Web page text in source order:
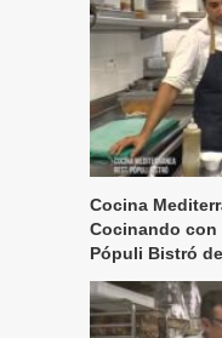
Cocina
Cocinando con
Pópuli Bistró